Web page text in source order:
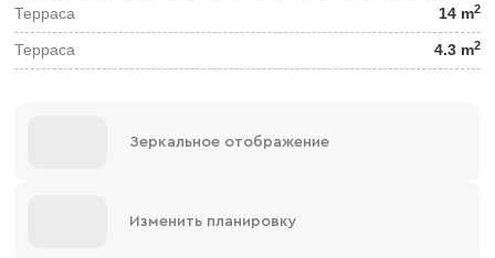
Терраса 14 m2
Терраса 4.3 m2
Зеркальное отображение
Изменить планировку